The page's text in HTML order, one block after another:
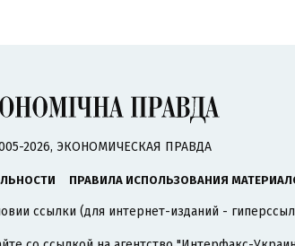
2026, ЭКОНОМИЧЕСКАЯ ПРАВДА
ПРАВИЛА ИСПОЛЬЗОВАНИЯ
ссылки (для интернет-изданий -